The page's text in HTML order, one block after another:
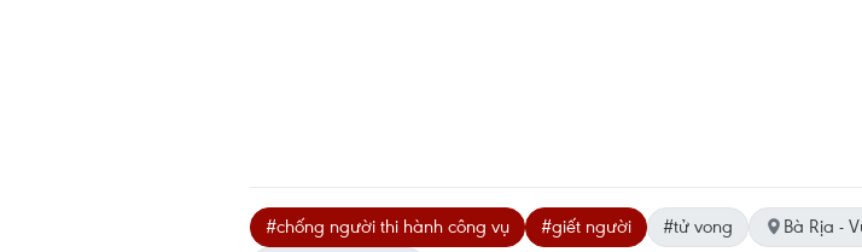
#chống người thi hành công vụ #giết người #tử vong
Bà Rịa -